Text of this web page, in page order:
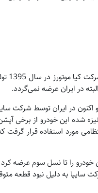
سراتو
در ایران عرضه نمی‌گردد.
در ایران توسط شرکت
سایپا و ایرانیزه شده این خودرو از
خودرو را تا نسل سوم عرضه